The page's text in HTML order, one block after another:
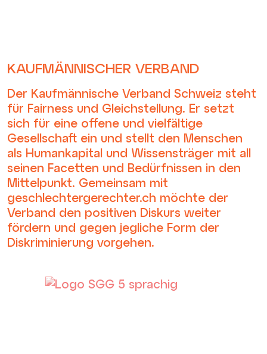
KAUFMÄNNISCHER VERBAND
Der Kaufmännische Verband Schweiz steht
für Fairness und Gleichstellung. Er setzt
sich für eine offene und vielfältige
Gesellschaft ein und stellt den Menschen
als Humankapital und Wissensträger mit all
seinen Facetten und Bedürfnissen in den
Mittelpunkt. Gemeinsam mit
geschlechtergerechter.ch möchte der
Verband den positiven Diskurs weiter
fördern und gegen jegliche Form der
Diskriminierung vorgehen.